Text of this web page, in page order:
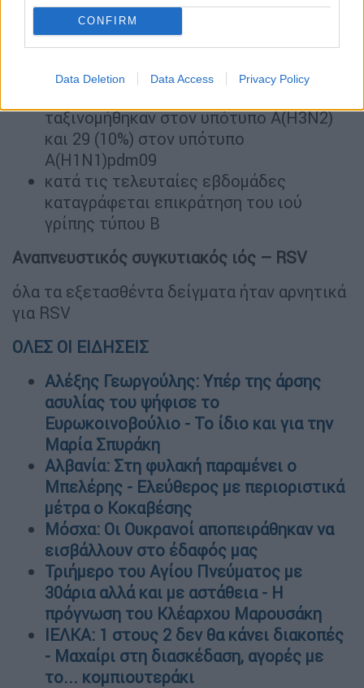
CONFIRM
Data Deletion Data Access Privacy Policy
και νοσοκομειακά δείγματα), εκ των
οποίων 289 (78%) ήταν στελέχη τύπου Α
και 81 (22%) στελέχη τύπου Β
από τα 287 στελέχη τύπου Α που
ταξινομήθηκαν στον υπότυπο Α(Η3Ν2)
και 29 (10%) στον υπότυπο
Α(Η1Ν1)pdm09
κατά τις τελευταίες εβδομάδες
καταγράφεται επικράτηση του ιού
γρίπης τύπου Β
Αναπνευστικός συγκυτιακός ιός – RSV
όλα τα εξετασθέντα δείγματα ήταν αρνητικά
για RSV
ΟΛΕΣ ΟΙ ΕΙΔΗΣΕΙΣ
Αλέξης Γεωργούλης: Υπέρ της άρσης
ασυλίας του ψήφισε το
Ευρωκοινοβούλιο - Το ίδιο και για την
Μαρία Σπυράκη
Αλβανία: Στη φυλακή παραμένει ο
Μπελέρης - Ελεύθερος με περιοριστικά
μέτρα ο Κοκαβέσης
Μόσχα: Οι Ουκρανοί αποπειράθηκαν να
εισβάλλουν στο έδαφός μας
Τριήμερο του Αγίου Πνεύματος με
30άρια αλλά και με αστάθεια - Η
πρόγνωση του Κλέαρχου Μαρουσάκη
ΙΕΛΚΑ: 1 στους 2 δεν θα κάνει διακοπές
- Μαχαίρι στη διασκέδαση, αγορές με
το... κομπιουτεράκι